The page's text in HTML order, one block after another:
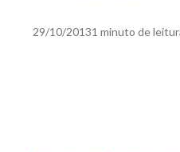
29/10/20131 minuto de